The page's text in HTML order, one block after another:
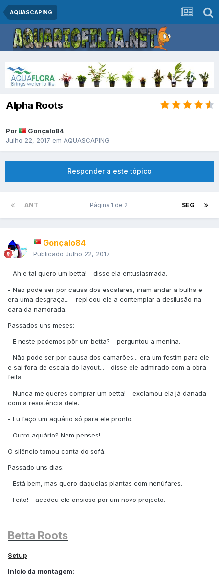
AQUASCAPING
Alpha Roots
Por
Gonçalo84
Julho 22, 2017 em AQUASCAPING
Responder a este tópico
ANT SEG
Página 1 de 2
Gonçalo84
Publicado Julho 22, 2017
- Ah e tal quero um betta! - disse ela entusiasmada.
- Não pode ser por causa dos escalares, iriam andar à bulha e
era uma desgraça... - replicou ele a contemplar a desilusão na
cara da namorada.
Passados uns meses:
- E neste podemos pôr um betta? - perguntou a menina.
- Não pode ser por causa dos camarões... era um festim para ele
e sai fora de escala do layout... - disse ele admirado com a obra
feita.
- Nunca me queres comprar um betta! - exclamou ela já danada
com a resistência dele.
- Eu faço um aquário só para ele pronto.
- Outro aquário? Nem penses!
O silêncio tomou conta do sofá.
Passado uns dias:
- Está bem, mas quero daquelas plantas com nenúfares.
- Feito! - acedeu ele ansioso por um novo projecto.
Betta Roots
Setup
Início da montagem: